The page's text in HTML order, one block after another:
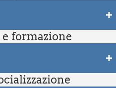
formazione